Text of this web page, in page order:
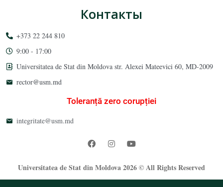
Контакты
+373 22 244 810
9:00 - 17:00
Universitatea de Stat din Moldova str. Alexei Mateevici 60, MD-2009
rector@usm.md
Toleranță zero corupției
integritate@usm.md
Universitatea de Stat din Moldova 2026 © All Rights Reserved